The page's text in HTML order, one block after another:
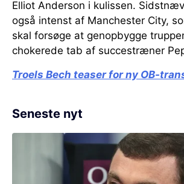
Elliot Anderson i kulissen.
også intenst af Manchester City,
skal forsøge at genopbygge
chokerede tab af succestræner
Troels Bech teaser for ny OB-
Seneste nyt